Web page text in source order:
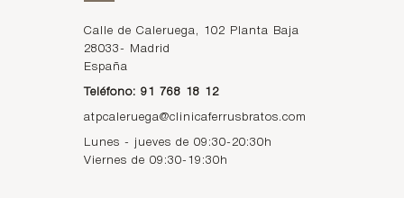
Calle de Caleruega, 102 Planta Baja
28033-
Madrid
España
Teléfono: 91 768 18 12
atpcaleruega@clinicaferrusbratos.com
Lunes - jueves de 09:30-20:30h
Viernes de 09:30-19:30h